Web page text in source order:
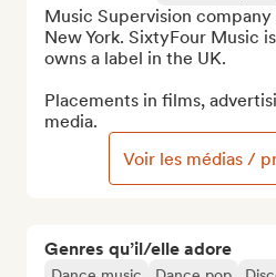
Genres qu’il/elle adore
Music Supervision company
New York. SixtyFour Music
owns a label in the UK.
Placements in films,
media.
Voir les médias /